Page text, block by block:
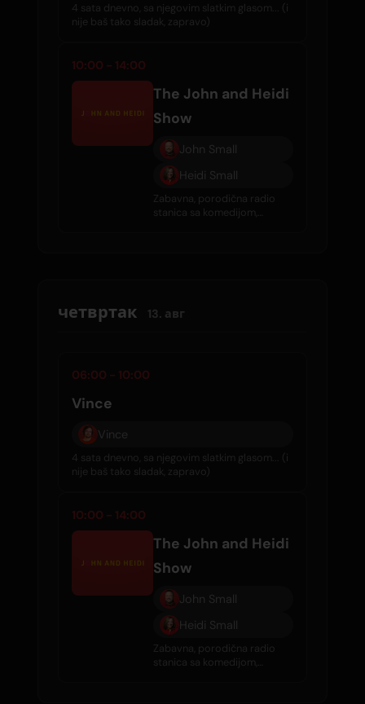
4 sata dnevno, sa njegovim slatkim glasom... (i
nije baš tako sladak, zapravo)
10:00 - 14:00
The John and Heidi
Show
John Small
Heidi Small
Zabavna, porodična radio
stanica sa komedijom,
четвртак 13. авг
06:00 - 10:00
Vince
Vince
4 sata dnevno, sa njegovim slatkim glasom... (i
nije baš tako sladak, zapravo)
10:00 - 14:00
The John and Heidi
Show
John Small
Heidi Small
Zabavna, porodična radio
stanica sa komedijom,